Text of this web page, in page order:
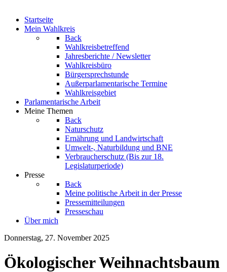
Startseite
Mein Wahlkreis
Back
Wahlkreisbetreffend
Jahresberichte / Newsletter
Wahlkreisbüro
Bürgersprechstunde
Außerparlamentarische Termine
Wahlkreisgebiet
Parlamentarische Arbeit
Meine Themen
Back
Naturschutz
Ernährung und Landwirtschaft
Umwelt-, Naturbildung und BNE
Verbraucherschutz (Bis zur 18.
Legislaturperiode)
Presse
Back
Meine politische Arbeit in der Presse
Pressemitteilungen
Presseschau
Über mich
Donnerstag, 27. November 2025
Ökologischer Weihnachtsbaum